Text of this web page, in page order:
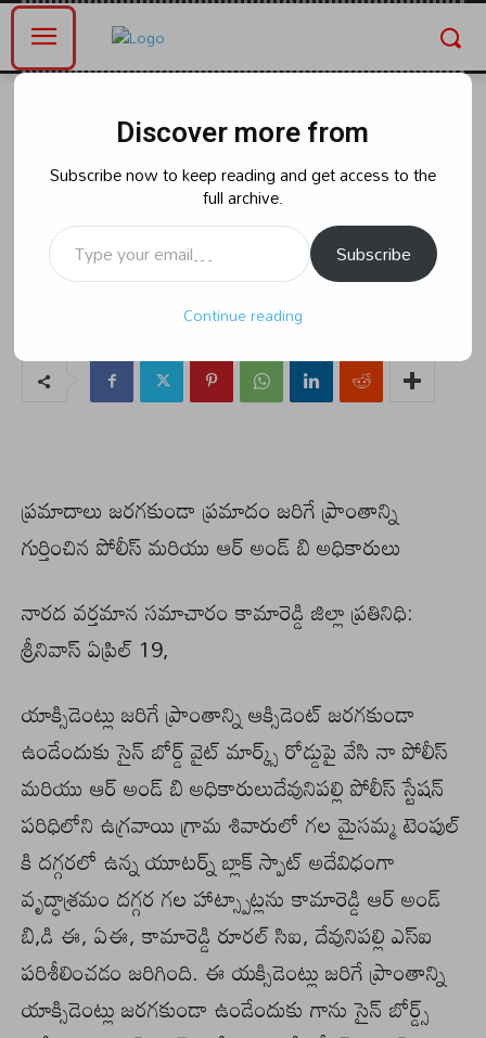
ప్రమాదాలు జరగకుండా ప్రమాదం జరిగే
ప్రాంతాన్ని గుర్తించిన పోలీస్ మరియు
ఆర్ అండ్ బి అధికారులు
Friday, April 19, 2024 7:26 pm
ప్రమాదాలు జరగకుండా ప్రమాదం జరిగే ప్రాంతాన్ని
గుర్తించిన పోలీస్ మరియు ఆర్ అండ్ బి అధికారులు
నారద వర్తమాన సమాచారం కామారెడ్డి జిల్లా ప్రతినిధి:
శ్రీనివాస్ ఏప్రిల్ 19,
యాక్సిడెంట్లు జరిగే ప్రాంతాన్ని ఆక్సిడెంట్ జరగకుండా
ఉండేందుకు సైన్ బోర్డ్ వైట్ మార్క్స్ రోడ్డుపై వేసి నా పోలీస్
మరియు ఆర్ అండ్ బి అధికారులుదేవునిపల్లి పోలీస్ స్టేషన్
పరిధిలోని ఉగ్రవాయి గ్రామ శివారులో గల మైసమ్మ టెంపుల్
కి దగ్గరలో ఉన్న యూటర్న్ బ్లాక్ స్పాట్ అదేవిధంగా
వృద్ధాశ్రమం దగ్గర గల హాట్స్పాట్లను కామారెడ్డి ఆర్ అండ్
బి,డి ఈ, ఏఈ, కామారెడ్డి రూరల్ సిఐ, దేవునిపల్లి ఎస్ఐ
పరిశీలించడం జరిగింది. ఈ యక్సిడెంట్లు జరిగే ప్రాంతాన్ని
యాక్సిడెంట్లు జరగకుండా ఉండేందుకు గాను సైన్ బోర్డ్స్
Discover more from
Subscribe now to keep reading and get access to the
full archive.
Type your email…
Subscribe
Continue reading